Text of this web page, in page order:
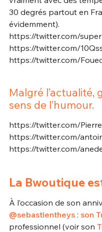
30 degrés partout en
évidemment).
https://twitter.com/
https://twitter.com/
https://twitter.com/
Malgré l’actualité,
sens de l’humour.
https://twitter.com/
https://twitter.com/
https://twitter.com/
La Bwoutique
À l’occasion de son
@sebastientheys: son
professionnel (voir son